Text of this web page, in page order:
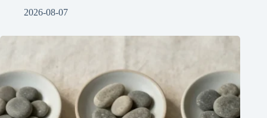
2026-08-07